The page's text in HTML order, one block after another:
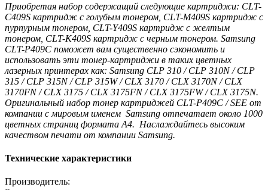
Приобретая набор содержащий следующие картриджи: CLT-
C409S картридж с голубым тонером, CLT-M409S картридж с
пурпурным тонером, CLT-Y409S картридж с желтым
тонером, CLT-K409S картридж с черным тонером. Samsung
CLT-P409C поможет вам существенно сэкономить и
использовать эти тонер-картриджи в таких цветных
лазерных принтерах как: Samsung CLP 310 / CLP 310N / CLP
315 / CLP 315N / CLP 315W / CLX 3170 / CLX 3170N / CLX
3170FN / CLX 3175 / CLX 3175FN / CLX 3175FW / CLX 3175N.
Оригинальный набор тонер картриджей CLT-P409C / SEE от
компании с мировым именем Samsung отпечатает около 1000
цветных страниц формата A4. Наслаждайтесь высоким
качеством печати от компании Samsung.
Технические характеристики
Производитель: